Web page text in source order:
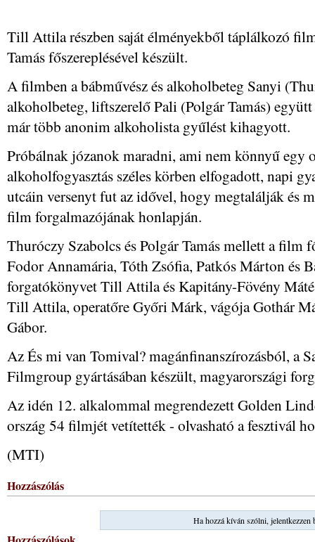
Till Attila részben saját élményekből táplálkozó
Tamás főszereplésével készült.
A filmben a bábművész és alkoholbeteg Sanyi
alkoholbeteg, liftszerelő Pali (Polgár Tamás)
már több anonim alkoholista gyűlést kihagyott.
Próbálnak józanok maradni, ami nem könnyű egy
alkoholfogyasztás széles körben elfogadott, napi
utcáin versenyt fut az idővel, hogy megtalálják és
film forgalmazójának honlapján.
Thuróczy Szabolcs és Polgár Tamás mellett a film
Fodor Annamária, Tóth Zsófia, Patkós Márton és
forgatókönyvet Till Attila és Kapitány-Fövény
Till Attila, operatőre Győri Márk, vágója Gothár
Gábor.
Az És mi van Tomival? magánfinanszírozásból, a
Filmgroup gyártásában készült, magyarországi
Az idén 12. alkalommal megrendezett Golden
ország 54 filmjét vetítették - olvasható a fesztivál
(MTI)
Hozzászólás
Ha hozzá kíván szólni, jelentkezzen